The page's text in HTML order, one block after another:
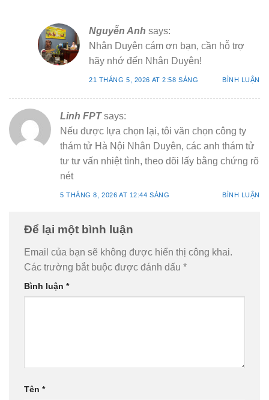
Nguyễn Anh says:
Nhân Duyên cám ơn bạn, cần hỗ trợ
hãy nhớ đến Nhân Duyên!
21 THÁNG 5, 2026 AT 2:58 SÁNG BÌNH LUẬN
Linh FPT says:
Nếu được lựa chọn lại, tôi văn chọn công ty
thám tử Hà Nội Nhân Duyên, các anh thám tử
tư tư vấn nhiệt tình, theo dõi lấy bằng chứng rõ
nét
5 THÁNG 8, 2026 AT 12:44 SÁNG BÌNH LUẬN
Để lại một bình luận
Email của bạn sẽ không được hiển thị công khai.
Các trường bắt buộc được đánh dấu *
Bình luận *
Tên *